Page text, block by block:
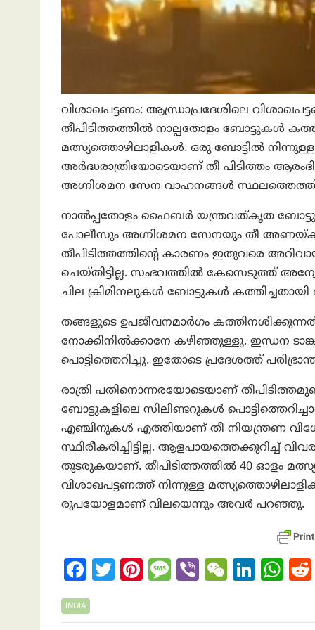
വിശാഖപട്ടണം: ആന്ധ്രാപ്രദേശിലെ
തീപിടിത്തത്തിൽ നാല്പതോളം ബോട്ടുകള്‍
മത്സ്യത്തൊഴിലാളികള്‍. ഒരു ബോട്ടിൽ
അര്‍ദ്ധരാത്രിയോടെയാണ് തീ പിടിത്തം
അഗ്നിശമന സേന വാഹനങ്ങൾ
നാൽപ്പതോളം ഫൈബർ യന്ത്രവത്കൃത
പോലീസും അഗ്നിശമന സേനയും തീ
തീപിടിത്തത്തിന്റെ കാരണം ഇതുവരെ
ചെയ്തിട്ടില്ല. സംഭവത്തിൽ കേസെടുത്ത്
ചില ക്രിമിനലുകൾ ബോട്ടുകൾ
തങ്ങളുടെ ഉപജീവനമാർഗം
നോക്കിനിൽക്കാനേ കഴിഞ്ഞുള്ളൂ. ഇന്ധന
പൊട്ടിത്തെറിച്ചു. ഇതോടെ പ്രദേശത്ത്
രാത്രി പതിനൊന്നരയോടെയാണ്
ബോട്ടുകളിലെ സിലിണ്ടറുകൾ
എഞ്ചിനുകൾ എത്തിയാണ് തീ നിയന്ത്രണ
സ്ഥിരീകരിച്ചിട്ടില്ല. ആളപായത്തെക്കുറിച്ച്
തുടരുകയാണ്. തീപിടിത്തത്തിൽ 40 ഓളം
വിശാഖപട്ടണത്ത് നിന്നുള്ള
രൂപയോളമാണ് വിലയെന്നും അവര്‍ പറഞ്ഞു.
Fa
ce
b
T
Pi M Vi W Li W
INDIA